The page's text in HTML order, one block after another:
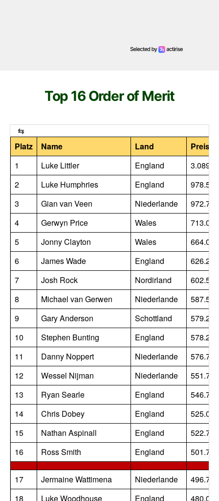
Top 16 Order of Merit
Platz Name Land
1
Luke Littler England
2
Luke Humphries England
978.500
3
Gian van Veen Niederlande
972.750
4
Gerwyn Price Wales
713.000
5
Jonny Clayton Wales
664.000
6
James Wade England
626.250
7
Josh Rock Nordirland
602.500
8
Michael van Gerwen Niederlande
587.500
9
Gary Anderson Schottland
579.250
10
Stephen Bunting England
578.250
11
Danny Noppert Niederlande
576.750
12
Wessel Nijman Niederlande
551.750
13
Ryan Searle England
546.750
14
Chris Dobey England
525.000
15
Nathan Aspinall England
522.750
16
Ross Smith England 501.750
17 Jermaine Wattimena Niederlande
496.750
18
Luke Woodhouse England 480.000